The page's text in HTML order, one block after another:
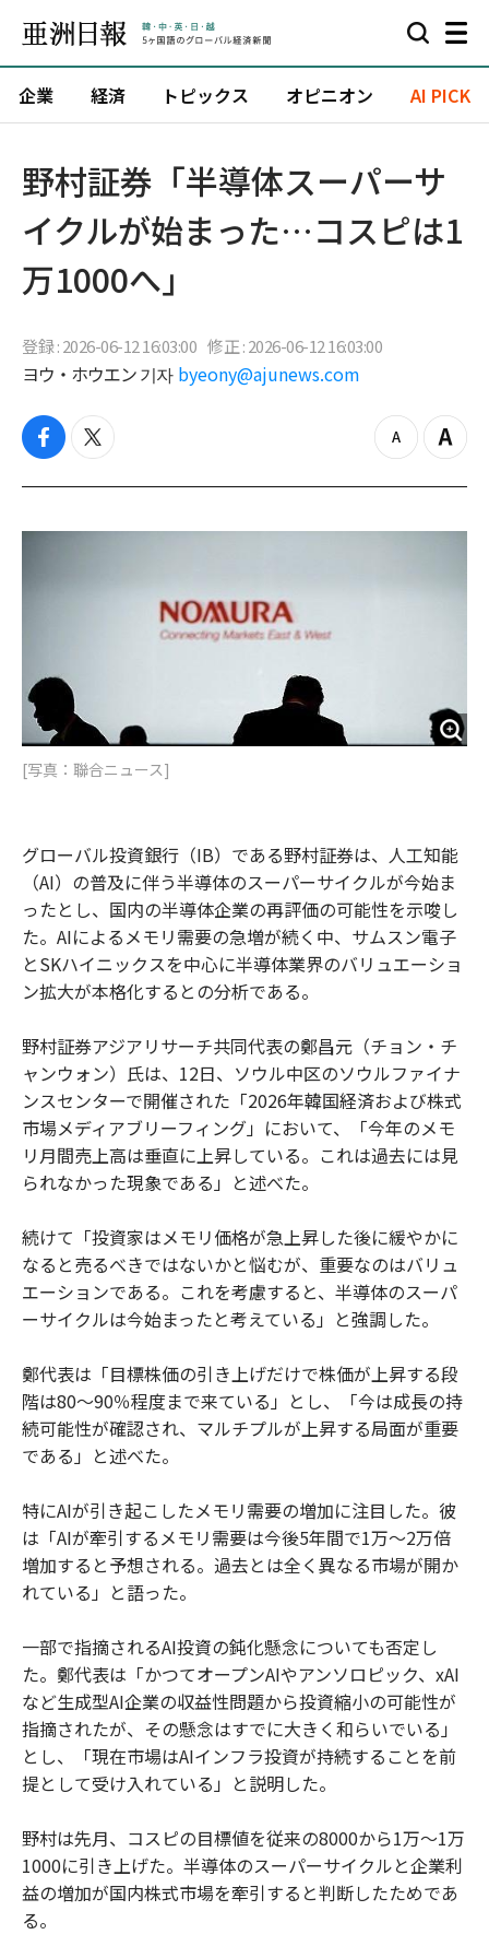
企業 経済 トピックス オピニオン AI PICK
野村証券「半導体スーパーサ
イクルが始まった…コスピは1
万1000へ」
登録 : 2026-06-12 16:03:00 修正 : 2026-06-12 16:03:00
ヨウ・ホウエン 기자 byeony@ajunews.com
f
c
b
t
i
t
z
o
o
Z
o
i
[写真：聯合ニュース]
グローバル投資銀行（IB）である野村証券は、人工知能
（AI）の普及に伴う半導体のスーパーサイクルが今始ま
ったとし、国内の半導体企業の再評価の可能性を示唆し
た。AIによるメモリ需要の急増が続く中、サムスン電子
とSKハイニックスを中心に半導体業界のバリュエーショ
ン拡大が本格化するとの分析である。
野村証券アジアリサーチ共同代表の鄭昌元（チョン・チ
ャンウォン）氏は、12日、ソウル中区のソウルファイナ
ンスセンターで開催された「2026年韓国経済および株式
市場メディアブリーフィング」において、「今年のメモ
リ月間売上高は垂直に上昇している。これは過去には見
られなかった現象である」と述べた。
続けて「投資家はメモリ価格が急上昇した後に緩やかに
なると売るべきではないかと悩むが、重要なのはバリュ
エーションである。これを考慮すると、半導体のスーパ
ーサイクルは今始まったと考えている」と強調した。
鄭代表は「目標株価の引き上げだけで株価が上昇する段
階は80〜90％程度まで来ている」とし、「今は成長の持
続可能性が確認され、マルチプルが上昇する局面が重要
である」と述べた。
特にAIが引き起こしたメモリ需要の増加に注目した。彼
は「AIが牽引するメモリ需要は今後5年間で1万〜2万倍
増加すると予想される。過去とは全く異なる市場が開か
れている」と語った。
一部で指摘されるAI投資の鈍化懸念についても否定し
た。鄭代表は「かつてオープンAIやアンソロピック、xAI
など生成型AI企業の収益性問題から投資縮小の可能性が
指摘されたが、その懸念はすでに大きく和らいでいる」
とし、「現在市場はAIインフラ投資が持続することを前
提として受け入れている」と説明した。
野村は先月、コスピの目標値を従来の8000から1万〜1万
1000に引き上げた。半導体のスーパーサイクルと企業利
益の増加が国内株式市場を牽引すると判断したためであ
る。